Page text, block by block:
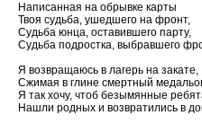
Написанная на обрывке карты
Твоя судьба, ушедшего на фронт,
Судьба юнца, оставившего парту,
Судьба подростка, выбравшего
Я возвращаюсь в лагерь на закате,
Сжимая в глине смертный
Я так хочу, чтоб безымянные
Нашли родных и возвратились в